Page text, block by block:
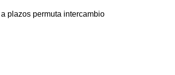
a plazos permuta intercambio